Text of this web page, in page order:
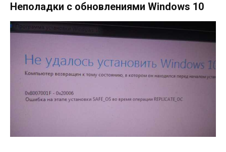
Неполадки с обновлениями Windows 10